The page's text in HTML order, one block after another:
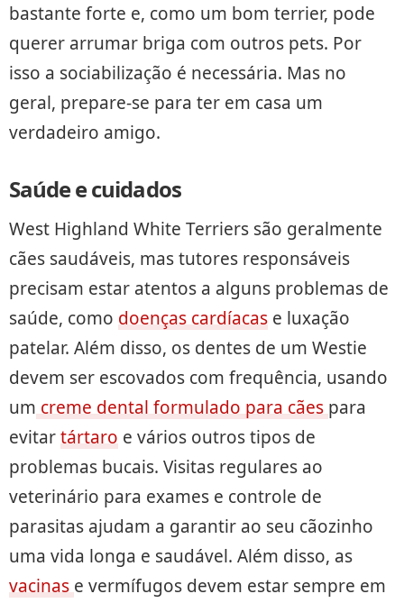
bastante forte e, como um bom terrier, pode
querer arrumar briga com outros pets. Por
isso a sociabilização é necessária. Mas no
geral, prepare-se para ter em casa um
verdadeiro amigo.
Saúde e cuidados
West Highland White Terriers são geralmente
cães saudáveis, mas tutores responsáveis
precisam estar atentos a alguns problemas de
saúde, como doenças cardíacas e luxação
patelar. Além disso, os dentes de um Westie
devem ser escovados com frequência, usando
um creme dental formulado para cães para
evitartártaro e vários outros tipos de
problemas bucais. Visitas regulares ao
veterinário para exames e controle de
parasitas ajudam a garantir ao seu cãozinho
uma vida longa e saudável. Além disso, as
vacinas e vermífugos devem estar sempre em